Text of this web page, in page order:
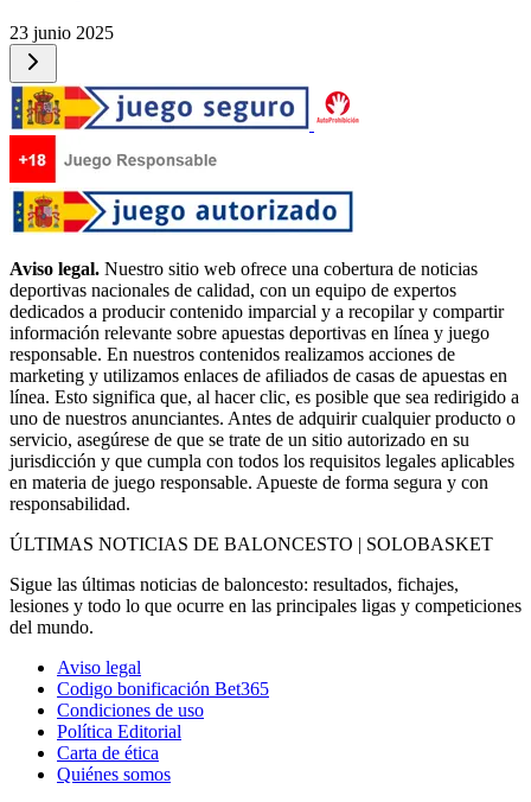
23 junio 2025
Aviso legal. Nuestro sitio web ofrece una cobertura de noticias
deportivas nacionales de calidad, con un equipo de expertos
dedicados a producir contenido imparcial y a recopilar y compartir
información relevante sobre apuestas deportivas en línea y juego
responsable. En nuestros contenidos realizamos acciones de
marketing y utilizamos enlaces de afiliados de casas de apuestas en
línea. Esto significa que, al hacer clic, es posible que sea redirigido a
uno de nuestros anunciantes. Antes de adquirir cualquier producto o
servicio, asegúrese de que se trate de un sitio autorizado en su
jurisdicción y que cumpla con todos los requisitos legales aplicables
en materia de juego responsable. Apueste de forma segura y con
responsabilidad.
ÚLTIMAS NOTICIAS DE BALONCESTO | SOLOBASKET
Sigue las últimas noticias de baloncesto: resultados, fichajes,
lesiones y todo lo que ocurre en las principales ligas y competiciones
del mundo.
Aviso legal
Codigo bonificación Bet365
Condiciones de uso
Política Editorial
Carta de ética
Quiénes somos